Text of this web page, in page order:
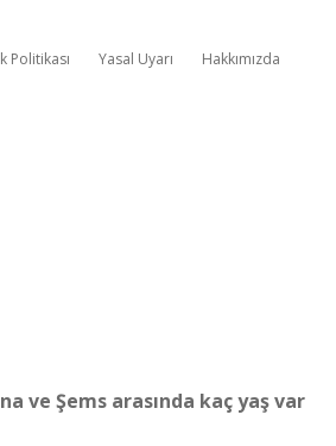
Politikası Yasal Uyarı Hakkımızda
ve Şems arasında kaç yaş var